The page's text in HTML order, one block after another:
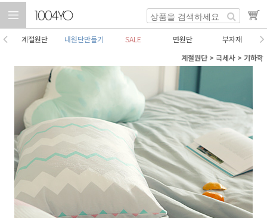
계절원단 내원단만들기 SALE 면원단
부자재
계절원단 > 극세사 > 기하학